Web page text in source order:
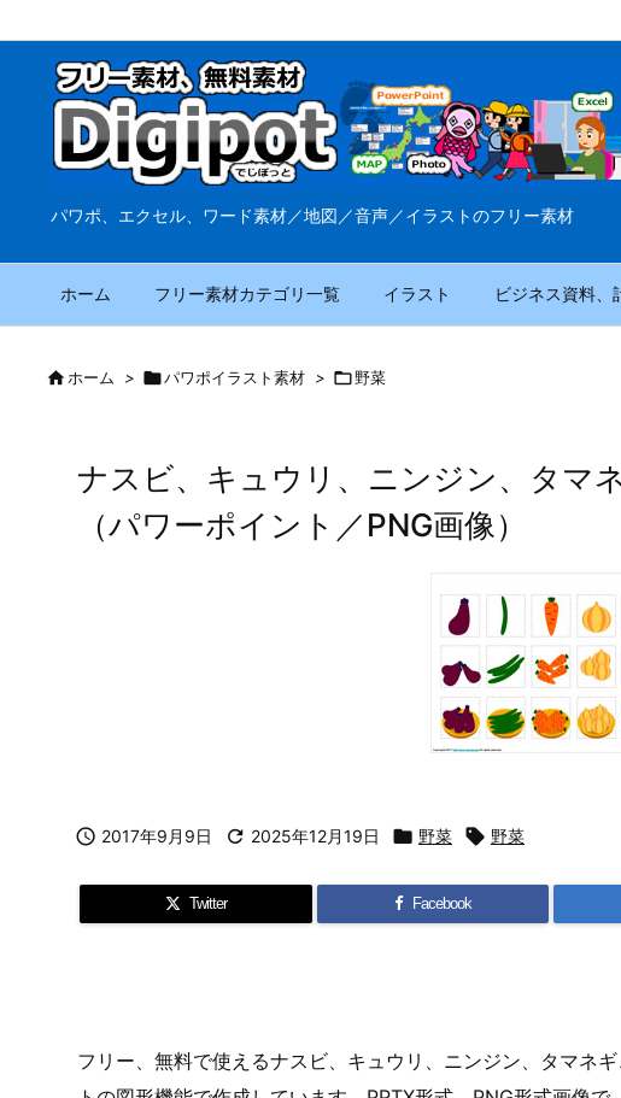
パワポ、エクセル、ワード素材／地図／音声／イラストのフリー素材
ホーム フリー素材カテゴリ一覧 イラスト ビジネス資料、
ホーム > パワポイラスト素材 > 野菜
ナスビ、キュウリ、ニンジン、タマ
（パワーポイント／PNG画像）
 2017年9月9日  2025年12月19日  野菜  野菜
Twitter Facebook
フリー、無料で使えるナスビ、キュウリ、ニンジン、タマネ